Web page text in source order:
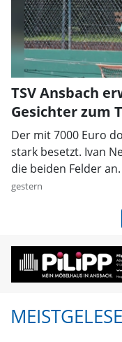
TSV Ansbach
Gesichter zum
Der mit 7000 Euro
stark besetzt. Ivan
die beiden Felder
gestern